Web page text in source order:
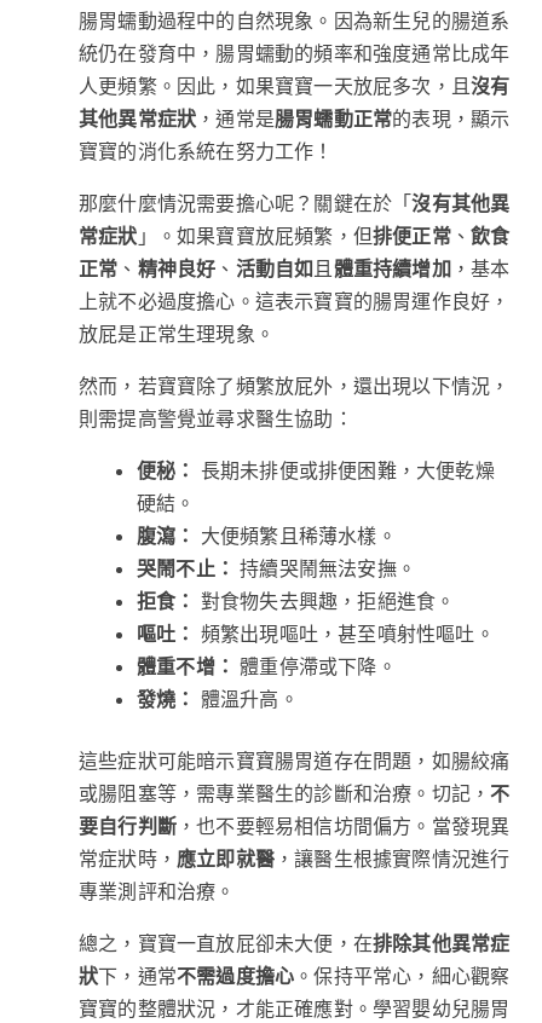
腸胃蠕動過程中的自然現象。因為新生兒的腸道系
統仍在發育中，腸胃蠕動的頻率和強度通常比成年
人更頻繁。因此，如果寶寶一天放屁多次，且沒有
其他異常症狀 ，通常是腸胃蠕動正常的表現，顯示
寶寶的消化系統在努力工作！
那麼什麼情況需要擔心呢？關鍵在於「沒有其他異
常症狀 」。如果寶寶放屁頻繁，但排便正常、飲食
正常 、 精神良好 、 活動自如且體重持續增加 ，基本
上就不必過度擔心。這表示寶寶的腸胃運作良好，
放屁是正常生理現象。
然而，若寶寶除了頻繁放屁外，還出現以下情況，
則需提高警覺並尋求醫生協助：
便秘： 長期未排便或排便困難，大便乾燥
硬結。
腹瀉： 大便頻繁且稀薄水樣。
哭鬧不止： 持續哭鬧無法安撫。
拒食： 對食物失去興趣，拒絕進食。
嘔吐： 頻繁出現嘔吐，甚至噴射性嘔吐。
體重不增： 體重停滯或下降。
發燒： 體溫升高。
這些症狀可能暗示寶寶腸胃道存在問題，如腸絞痛
或腸阻塞等，需專業醫生的診斷和治療。切記，不
要自行判斷 ，也不要輕易相信坊間偏方。當發現異
常症狀時， 應立即就醫 ，讓醫生根據實際情況進行
專業測評和治療。
總之，寶寶一直放屁卻未大便，在排除其他異常症
狀下，通常不需過度擔心 。保持平常心，細心觀察
寶寶的整體狀況，才能正確應對。學習嬰幼兒腸胃